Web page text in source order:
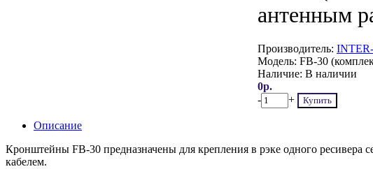
антенным
Производитель:
Модель: FB-30
Наличие: В наличии
0р.
-
+ Купить
Описание
Кронштейны FB-30 предназначены для крепления в рэке одного
кабелем.